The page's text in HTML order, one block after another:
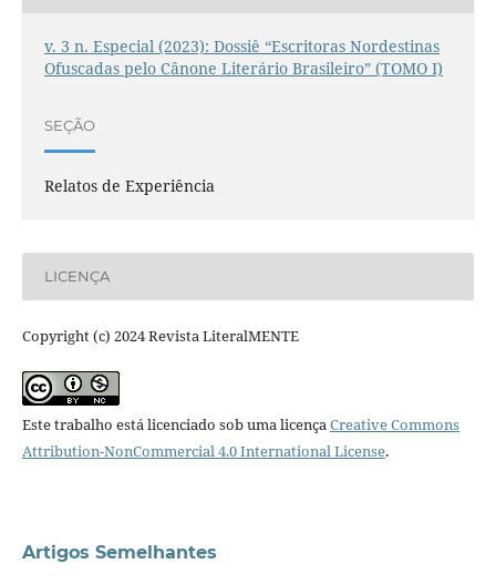
v. 3 n. Especial (2023): Dossiê “Escritoras Nordestinas
Ofuscadas pelo Cânone Literário Brasileiro” (TOMO I)
SEÇÃO
Relatos de Experiência
LICENÇA
Copyright (c) 2024 Revista LiteralMENTE
Este trabalho está licenciado sob uma licençaCreative Commons
Attribution-NonCommercial 4.0 International License.
Artigos Semelhantes